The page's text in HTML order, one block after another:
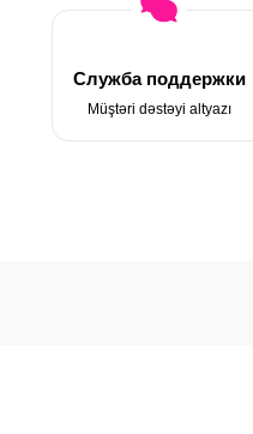
Служба поддержки
Müştəri dəstəyi altyazı